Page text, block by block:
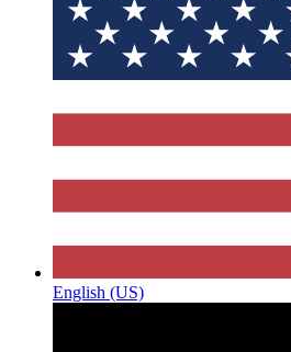
English (US)